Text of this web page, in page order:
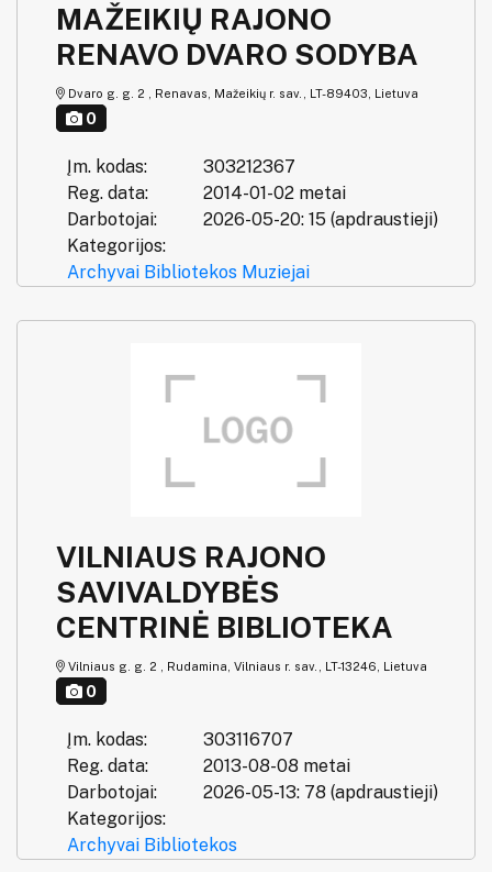
MAŽEIKIŲ RAJONO
RENAVO DVARO SODYBA
Dvaro g. g. 2 , Renavas, Mažeikių r. sav., LT-89403, Lietuva
0
Įm. kodas:
303212367
Reg. data:
2014-01-02 metai
Darbotojai:
2026-05-20: 15 (apdraustieji)
Kategorijos:
Archyvai Bibliotekos Muziejai
VILNIAUS RAJONO
SAVIVALDYBĖS
CENTRINĖ BIBLIOTEKA
Vilniaus g. g. 2 , Rudamina, Vilniaus r. sav., LT-13246, Lietuva
0
Įm. kodas:
303116707
Reg. data:
2013-08-08 metai
Darbotojai:
2026-05-13: 78 (apdraustieji)
Kategorijos:
Archyvai Bibliotekos